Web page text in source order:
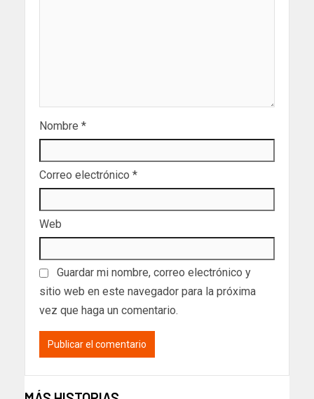
Nombre *
Correo electrónico *
Web
Guardar mi nombre, correo electrónico y
sitio web en este navegador para la próxima
vez que haga un comentario.